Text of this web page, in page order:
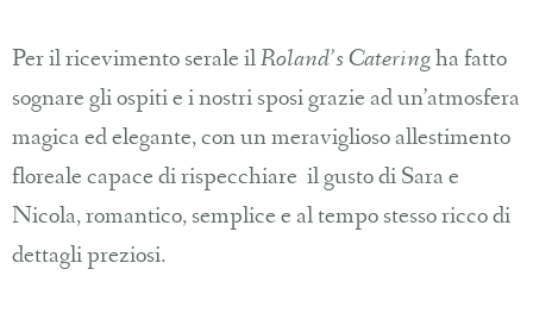
Per il ricevimento serale ilRoland’s Cateringha fatto
sognare gli ospiti e i nostri sposi grazie ad un’atmosfera
magica ed elegante, con un meraviglioso allestimento
floreale capace di rispecchiare il gusto di Sara e
Nicola, romantico, semplice e al tempo stesso ricco di
dettagli preziosi.